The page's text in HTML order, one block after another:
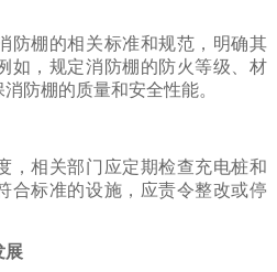
防棚的相关标准和规范，明确其
如，规定消防棚的防火等级、材
防棚的质量和安全性能。
，相关部门应定期检查充电桩和
合标准的设施，应责令整改或停
展